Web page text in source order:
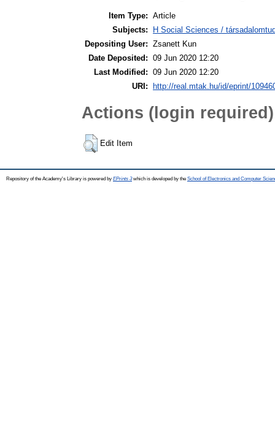
Item Type: Article
Subjects:
H Social Sciences /
Depositing User: Zsanett Kun
Date Deposited: 09 Jun 2020 12:20
Last Modified: 09 Jun 2020 12:20
URI:
http://real.mtak.hu/id/eprint/
Actions (login required)
Edit Item
Repository of the Academy's Library is powered by EPrints 3which is developed by the School of Electronics and Computer